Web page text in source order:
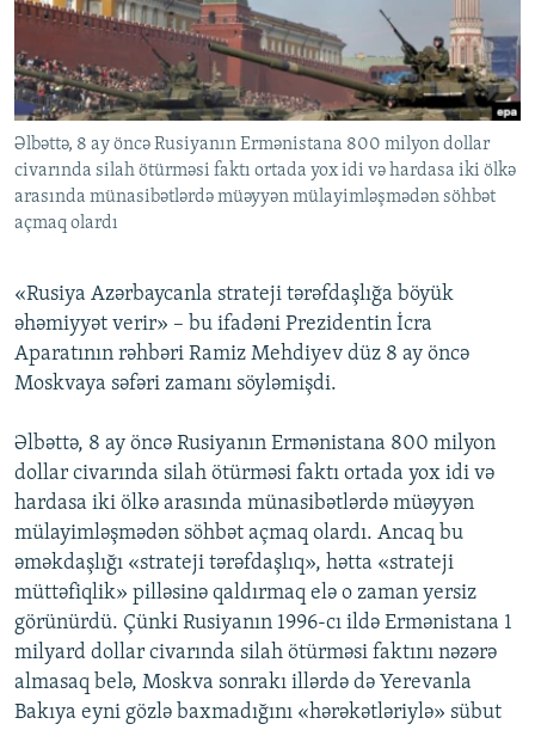
İNFOQRAFIKA
KARIKATURA
AZƏRBAYCAN ƏDƏBIYYATI KITABXANASI
İSLAM VƏ DEMOKRATIYA
İZ - MƏDƏNIYYƏT PROQRAMI
MISSIYAMIZ
PEŞƏ ETIKASI VƏ JURNALISTIKA STANDARTLARIMIZ
MATERIALLARIMIZDAN ISTIFADƏ
AZADLIQRADIOSU MOBIL TELEFONUNUZDA
BIZIMLƏ ƏLAQƏ
XƏBƏR BÜLLETENLƏRIMIZ
RFE/RL-in bütün saytları
Əlbəttə, 8 ay öncə Rusiyanın Ermənistana 800 milyon dollar
civarında silah ötürməsi faktı ortada yox idi və hardasa iki ölkə
arasında münasibətlərdə müəyyən mülayimləşmədən söhbət
açmaq olardı
«Rusiya Azərbaycanla strateji tərəfdaşlığa böyük
əhəmiyyət verir» – bu ifadəni Prezidentin İcra
Aparatının rəhbəri Ramiz Mehdiyev düz 8 ay öncə
Moskvaya səfəri zamanı söyləmişdi.
Əlbəttə, 8 ay öncə Rusiyanın Ermənistana 800 milyon
dollar civarında silah ötürməsi faktı ortada yox idi və
hardasa iki ölkə arasında münasibətlərdə müəyyən
mülayimləşmədən söhbət açmaq olardı. Ancaq bu
əməkdaşlığı «strateji tərəfdaşlıq», hətta «strateji
müttəfiqlik» pilləsinə qaldırmaq elə o zaman yersiz
görünürdü. Çünki Rusiyanın 1996-cı ildə Ermənistana 1
milyard dollar civarında silah ötürməsi faktını nəzərə
almasaq belə, Moskva sonrakı illərdə də Yerevanla
Bakıya eyni gözlə baxmadığını «hərəkətləriylə» sübut